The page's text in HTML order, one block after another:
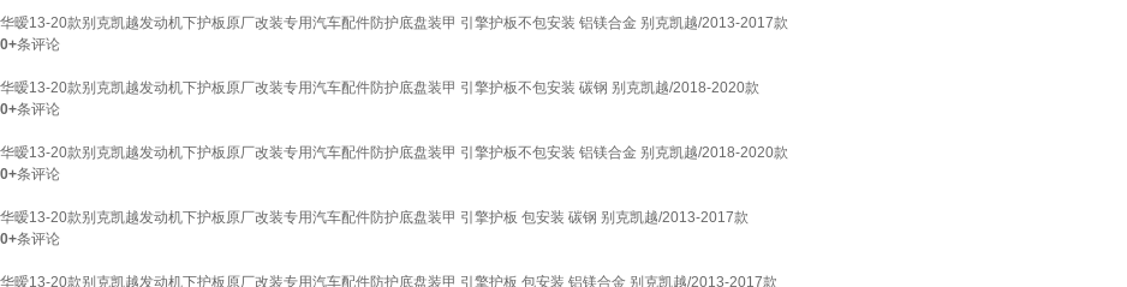
华暧13-20款别克凯越发动机下护板原厂改装专用汽车配件防护底盘装甲 引擎护板不包安装 铝镁合金 别克凯越/2013-2017款
0+条评论
华暧13-20款别克凯越发动机下护板原厂改装专用汽车配件防护底盘装甲 引擎护板不包安装 碳钢 别克凯越/2018-2020款
0+条评论
华暧13-20款别克凯越发动机下护板原厂改装专用汽车配件防护底盘装甲 引擎护板不包安装 铝镁合金 别克凯越/2018-2020款
0+条评论
华暧13-20款别克凯越发动机下护板原厂改装专用汽车配件防护底盘装甲 引擎护板 包安装 碳钢 别克凯越/2013-2017款
0+条评论
华暧13-20款别克凯越发动机下护板原厂改装专用汽车配件防护底盘装甲 引擎护板 包安装 铝镁合金 别克凯越/2013-2017款